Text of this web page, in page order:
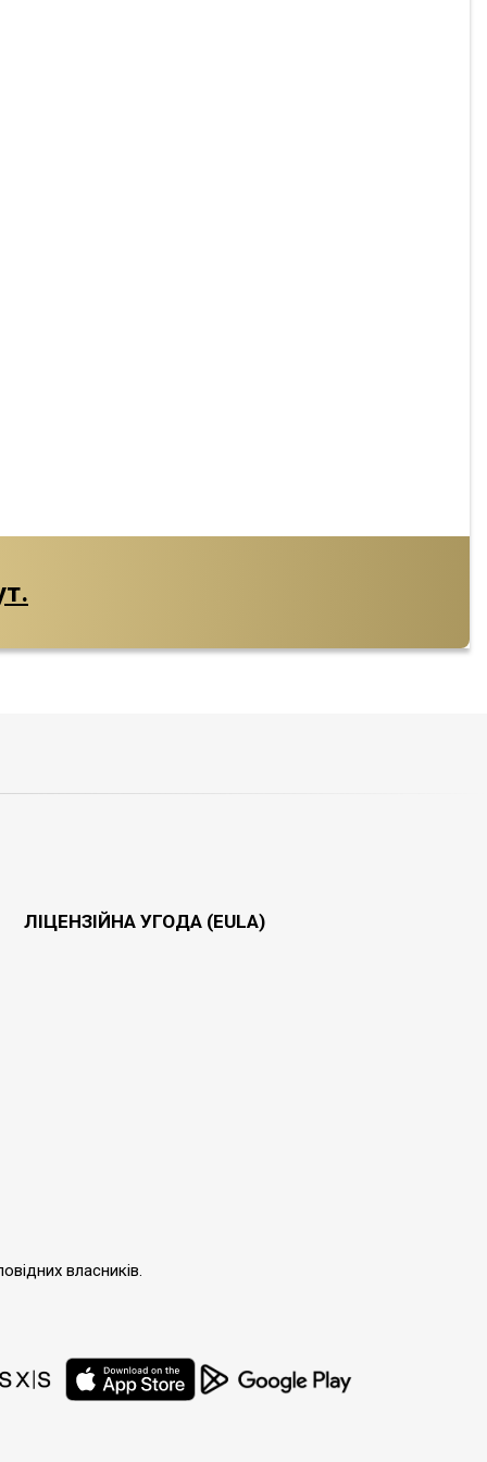
ЛІЦЕНЗІЙНА УГОДА (EULA)
власників.